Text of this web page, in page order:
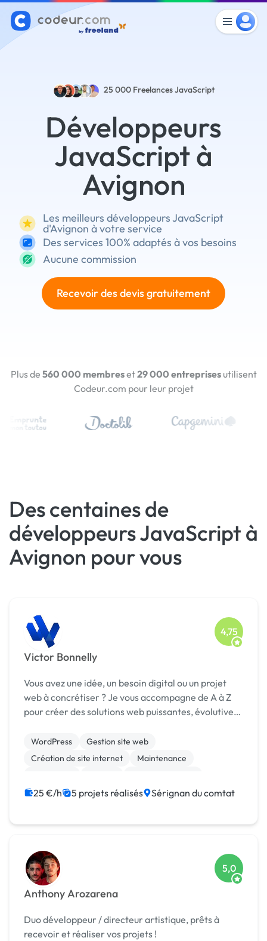
25 000 Freelances JavaScript
Développeurs
JavaScript à
Avignon
Les meilleurs développeurs JavaScript
d'Avignon à votre service
Des services 100% adaptés à vos besoins
Aucune commission
Recevoir des devis gratuitement
Plus de 560 000 membreset29 000 entreprisesutilisent
Codeur.com pour leur projet
Des centaines de
développeurs JavaScript à
Avignon pour vous
Victor Bonnelly
4,75
Vous avez une idée, un besoin digital ou un projet
web à concrétiser ? Je vous accompagne de A à Z
pour créer des solutions web puissantes, évolutives
WordPress
Gestion site web
Création de site internet
Maintenance
WooCommerce
CSS, HTML, XML Joomla
25 €/h 5 projets réalisés Sérignan du comtat
Anthony Arozarena
5,0
Duo développeur / directeur artistique, prêts à
recevoir et réaliser vos projets !